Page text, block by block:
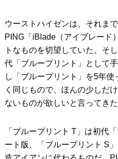
ウーストハイゼンは、それま
PING「iBlade（アイブレード
トなものを切望していた。そ
代「ブループリント」として
し「ブループリント」を5年
く同じもので、ほんの少しだ
ないものが欲しいと言ってきた
「ブループリント T」は初代
ート版、「ブループリント S